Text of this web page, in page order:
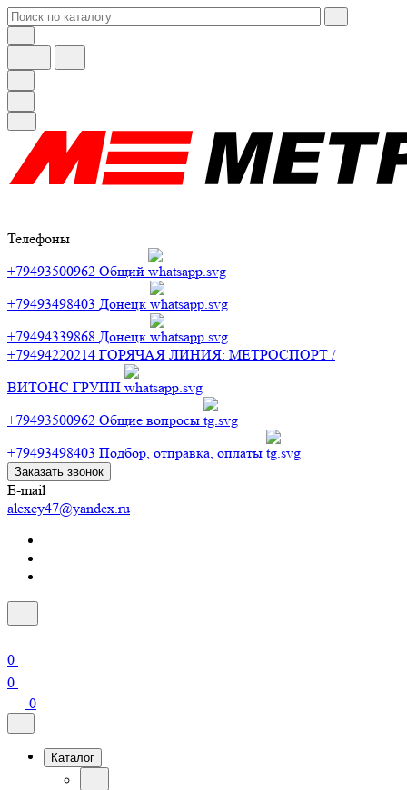
Телефоны
+79493500962 Общий
+79493498403 Донецк
+79494339868 Донецк
+79494220214 ГОРЯЧАЯ ЛИНИЯ: МЕТРОСПОРТ /
ВИТОНС ГРУПП
+79493500962 Общие вопросы
+79493498403 Подбор, отправка, оплаты
Заказать звонок
E-mail
alexey47@yandex.ru
0
0
0
Каталог